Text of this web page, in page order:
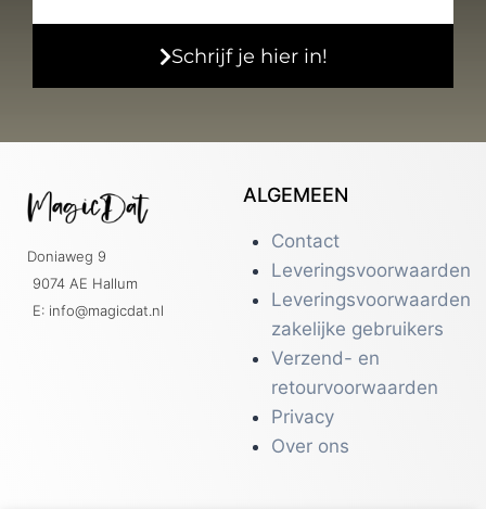
Schrijf je hier in!
Doniaweg 9
9074 AE Hallum
E: info@magicdat.nl
ALGEMEEN
Contact
Leveringsvoorwaarden
Leveringsvoorwaarden
zakelijke gebruikers
Verzend- en
retourvoorwaarden
Privacy
Over ons